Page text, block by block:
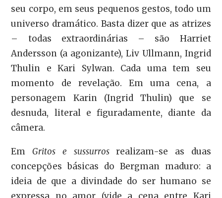
seu corpo, em seus pequenos gestos, todo um
universo dramático. Basta dizer que as atrizes
– todas extraordinárias – são Harriet
Andersson (a agonizante), Liv Ullmann, Ingrid
Thulin e Kari Sylwan. Cada uma tem seu
momento de revelação. Em uma cena, a
personagem Karin (Ingrid Thulin) que se
desnuda, literal e figuradamente, diante da
câmera.
EmGritos e sussurrosrealizam-se as duas
concepções básicas do Bergman maduro: a
ideia de que a divindade do ser humano se